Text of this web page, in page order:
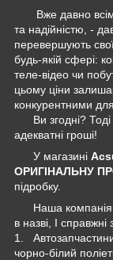
Вже давно всім
та надійністю, -
перевершують
будь-якій сфері:
теле-відео чи
цьому ціни
конкурентними для
Ви згодні? Тоді
адекватні гроші!
У магазині
ОРИГІНАЛЬНУ
підробку.
Наша компанія
в назві, І
1.
чорно-білий